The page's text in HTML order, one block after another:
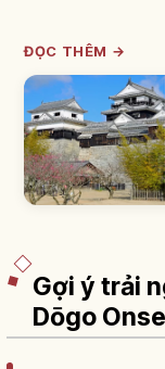
ĐỌC THÊM →
Gợi ý trải
Dōgo